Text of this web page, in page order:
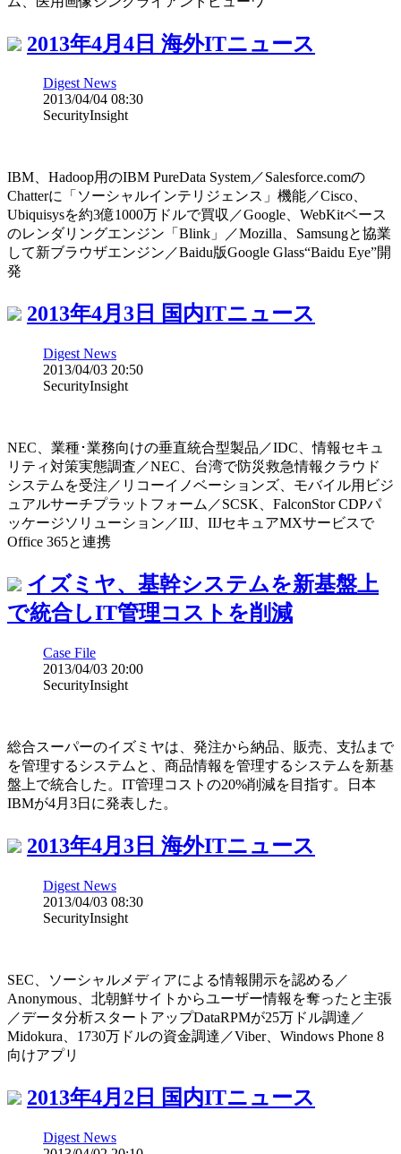
2013年4月4日 海外ITニュース
Digest News
2013/04/04 08:30
SecurityInsight
IBM、Hadoop用のIBM PureData System／Salesforce.comの
Chatterに「ソーシャルインテリジェンス」機能／Cisco、
Ubiquisysを約3億1000万ドルで買収／Google、WebKitベース
のレンダリングエンジン「Blink」／Mozilla、Samsungと協業
して新ブラウザエンジン／Baidu版Google Glass“Baidu Eye”開
発
2013年4月3日 国内ITニュース
Digest News
2013/04/03 20:50
SecurityInsight
NEC、業種･業務向けの垂直統合型製品／IDC、情報セキュ
リティ対策実態調査／NEC、台湾で防災救急情報クラウド
システムを受注／リコーイノベーションズ、モバイル用ビジ
ュアルサーチプラットフォーム／SCSK、FalconStor CDPパ
ッケージソリューション／IIJ、IIJセキュアMXサービスで
Office 365と連携
イズミヤ、基幹システムを新基盤上
で統合しIT管理コストを削減
Case File
2013/04/03 20:00
SecurityInsight
総合スーパーのイズミヤは、発注から納品、販売、支払まで
を管理するシステムと、商品情報を管理するシステムを新基
盤上で統合した。IT管理コストの20%削減を目指す。日本
IBMが4月3日に発表した。
2013年4月3日 海外ITニュース
Digest News
2013/04/03 08:30
SecurityInsight
SEC、ソーシャルメディアによる情報開示を認める／
Anonymous、北朝鮮サイトからユーザー情報を奪ったと主張
／データ分析スタートアップDataRPMが25万ドル調達／
Midokura、1730万ドルの資金調達／Viber、Windows Phone 8
向けアプリ
2013年4月2日 国内ITニュース
Digest News